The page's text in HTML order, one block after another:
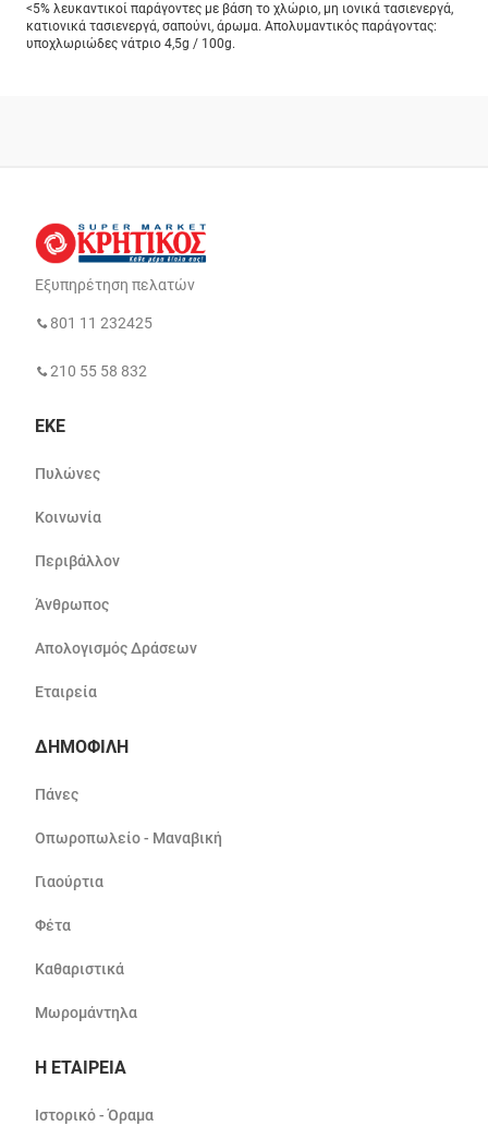
<5% λευκαντικοί παράγοντες με βάση το χλώριο, μη ιονικά τασιενεργά,
κατιονικά τασιενεργά, σαπούνι, άρωμα. Απολυμαντικός παράγοντας:
υποχλωριώδες νάτριο 4,5g / 100g.
Εξυπηρέτηση πελατών
801 11 232425
210 55 58 832
ΕΚΕ
Πυλώνες
Κοινωνία
Περιβάλλον
Άνθρωπος
Απολογισμός Δράσεων
Εταιρεία
ΔΗΜΟΦΙΛΗ
Πάνες
Οπωροπωλείο - Μαναβική
Γιαούρτια
Φέτα
Καθαριστικά
Μωρομάντηλα
Η ΕΤΑΙΡΕΙΑ
Ιστορικό - Όραμα